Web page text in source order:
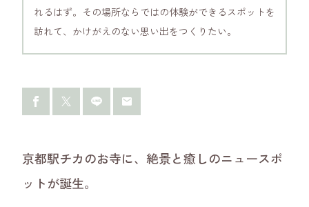
れるはず。その場所ならではの体験ができるスポットを
訪れて、かけがえのない思い出をつくりたい。
京都駅チカのお寺に、絶景と癒しのニュースポ
ットが誕生。